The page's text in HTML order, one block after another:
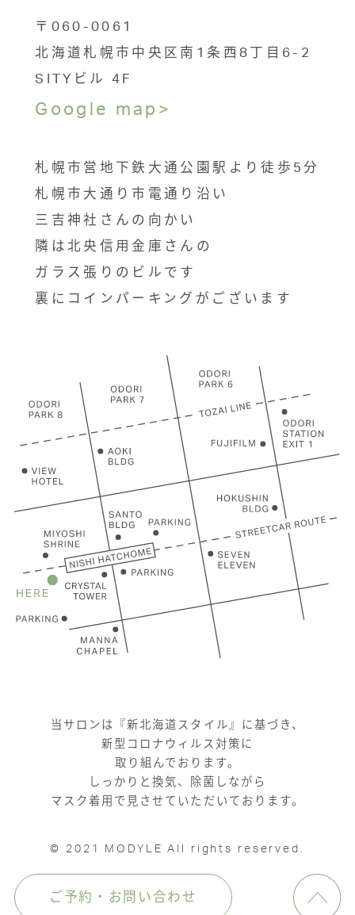
ご予約・お問い合わせ
〒060-0061
北海道札幌市中央区南1条西8丁目6-2
SITYビル 4F
Google map>
札幌市営地下鉄大通公園駅より徒歩5分
札幌市大通り市電通り沿い
三吉神社さんの向かい
隣は北央信用金庫さんの
ガラス張りのビルです
裏にコインパーキングがございます
当サロンは『新北海道スタイル』に基づき、
新型コロナウィルス対策に
取り組んでおります。
しっかりと換気、除菌しながら
マスク着用で見させていただいております。
© 2021 MODYLE All rights reserved.